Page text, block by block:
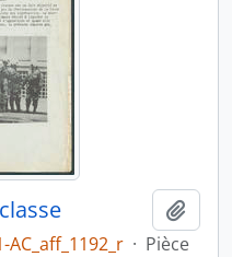
AC_aff_1192_r · Pièce